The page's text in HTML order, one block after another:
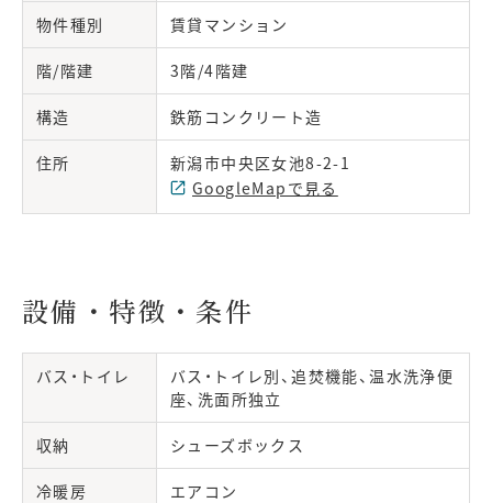
物件種別 賃貸マンション
階/階建 3階/4階建
構造 鉄筋コンクリート造
住所
新潟市中央区女池8-2-1
GoogleMapで見る
設備・特徴・条件
バス・トイレ
バス・トイレ別、追焚機能、温水洗浄便
座、洗面所独立
収納 シューズボックス
冷暖房 エアコン